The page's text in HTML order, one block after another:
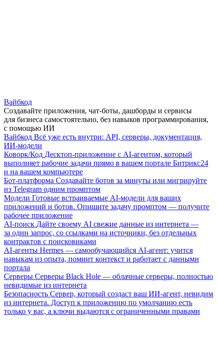
Вайбкод
Создавайте приложения, чат-боты, дашборды и сервисы
для бизнеса самостоятельно, без навыков программирования,
с помощью ИИ
Вайбкод Всё уже есть внутри: API, серверы, документация,
ИИ-модели
Коворк/Код Десктоп-приложение с AI-агентом, который
выполняет рабочие задачи прямо в вашем портале Битрикс24
и на вашем компьютере
Бот-платформа Создавайте ботов за минуты или мигрируйте
из Telegram одним промптом
Модели Готовые встраиваемые AI-модели для ваших
приложений и ботов. Опишите задачу промптом — получите
рабочее приложение
AI-поиск Дайте своему AI свежие данные из интернета —
за один запрос, со ссылками на источники, без отдельных
контрактов с поисковиками
AI-агенты Hermes — самообучающийся AI-агент: учится
навыкам из опыта, помнит контекст и работает с данными
портала
Серверы Серверы Black Hole — облачные серверы, полностью
невидимые из интернета
Безопасность Сервер, который создаст ваш ИИ-агент, невидим
из интернета. Доступ к приложению по умолчанию есть
только у вас, а ключи выдаются с ограниченными правами